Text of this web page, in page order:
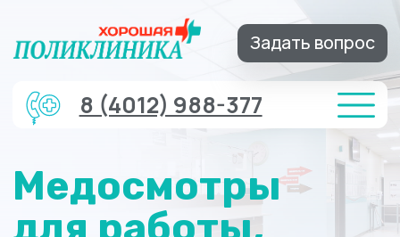
Задать вопрос
Медосмотры
для работы,
медкнижки